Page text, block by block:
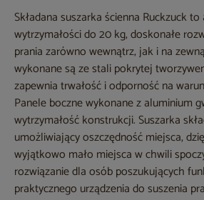
Składana suszarka ścienna Ruckzuck
wytrzymałości do 20 kg, doskonałe
prania zarówno wewnątrz, jak i na
wykonane są ze stali pokrytej
zapewnia trwałość i odporność na
Panele boczne wykonane z aluminium
wytrzymałość konstrukcji. Suszarka
umożliwiający oszczędność miejsca,
wyjątkowo mało miejsca w chwili
rozwiązanie dla osób poszukujących
praktycznego urządzenia do suszenia